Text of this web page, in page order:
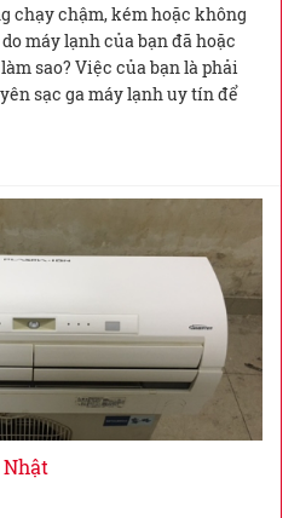
chạy chậm, kém hoặc không
máy lạnh của bạn đã hoặc
sao? Việc của bạn là phải
sạc ga máy lạnh uy tín để